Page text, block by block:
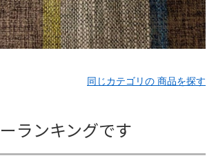
同じカテゴリの 商品を探す
ランキングです